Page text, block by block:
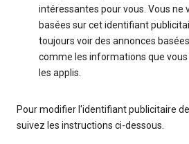
intéressantes pour vous. Vous ne
basées sur cet identifiant
toujours voir des annonces
comme les informations que
les applis.
Pour modifier l'identifiant publicitaire
suivez les instructions ci-dessous.